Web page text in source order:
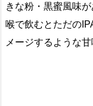
きな粉・黒蜜風味
喉で飲むとただの
メージするような